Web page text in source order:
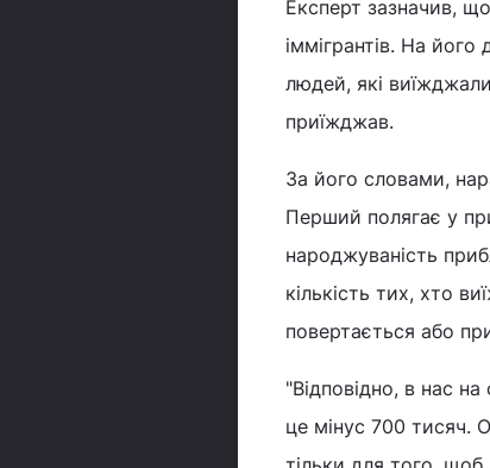
Експерт зазначив,
іммігрантів. На
людей, які
приїжджав.
За його словами,
Перший полягає у
народжуваність
кількість тих, хто
повертається або
"Відповідно, в нас
це мінус 700 тисяч.